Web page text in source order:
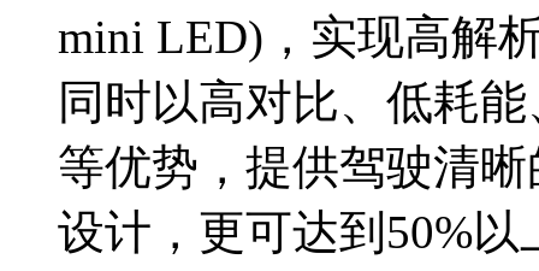
mini LED)，实现高解
同时以高对比、低耗
等优势，提供驾驶清
设计，更可达到50%